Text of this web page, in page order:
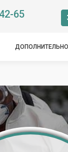
65
ДОПОЛНИТЕЛЬНО